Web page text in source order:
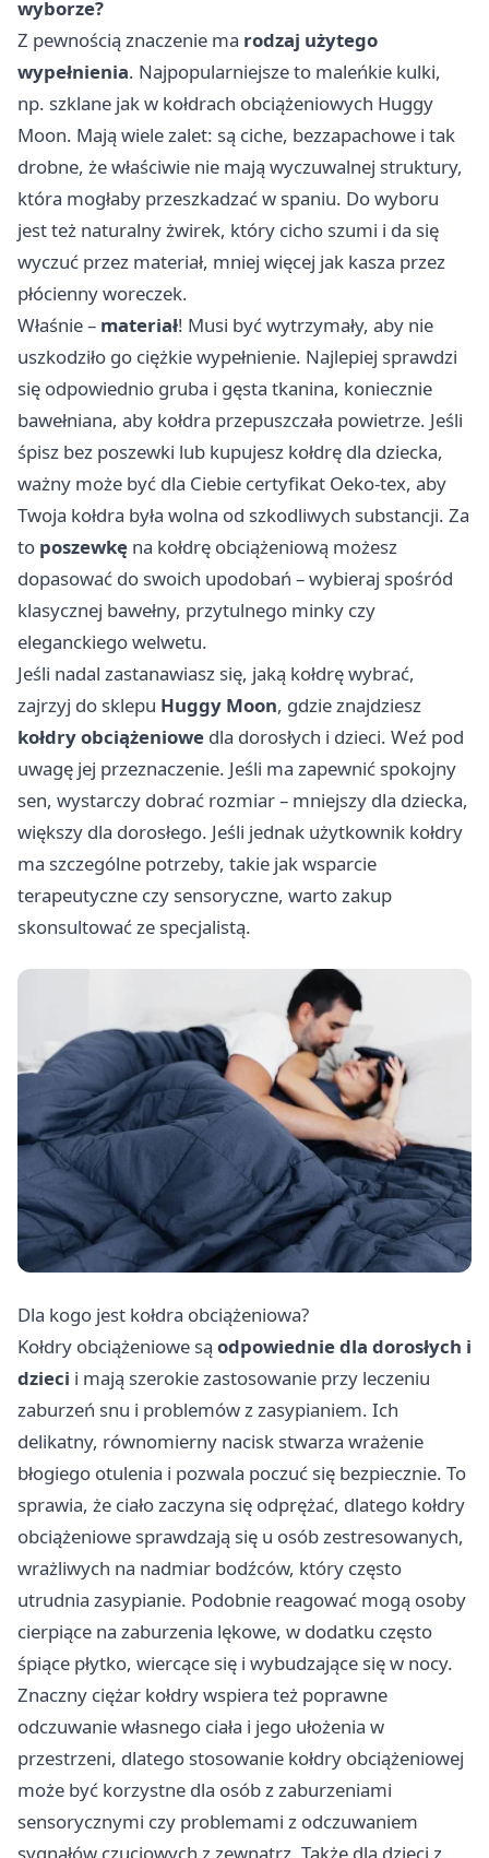
wyborze?
Z pewnością znaczenie ma rodzaj użytego
wypełnienia. Najpopularniejsze to maleńkie kulki,
np. szklane jak w kołdrach obciążeniowych Huggy
Moon. Mają wiele zalet: są ciche, bezzapachowe i tak
drobne, że właściwie nie mają wyczuwalnej struktury,
która mogłaby przeszkadzać w spaniu. Do wyboru
jest też naturalny żwirek, który cicho szumi i da się
wyczuć przez materiał, mniej więcej jak kasza przez
płócienny woreczek.
Właśnie – materiał! Musi być wytrzymały, aby nie
uszkodziło go ciężkie wypełnienie. Najlepiej sprawdzi
się odpowiednio gruba i gęsta tkanina, koniecznie
bawełniana, aby kołdra przepuszczała powietrze. Jeśli
śpisz bez poszewki lub kupujesz kołdrę dla dziecka,
ważny może być dla Ciebie certyfikat Oeko-tex, aby
Twoja kołdra była wolna od szkodliwych substancji. Za
to poszewkę na kołdrę obciążeniową możesz
dopasować do swoich upodobań – wybieraj spośród
klasycznej bawełny, przytulnego minky czy
eleganckiego welwetu.
Jeśli nadal zastanawiasz się, jaką kołdrę wybrać,
zajrzyj do sklepu Huggy Moon, gdzie znajdziesz
kołdry obciążeniowe dla dorosłych i dzieci. Weź pod
uwagę jej przeznaczenie. Jeśli ma zapewnić spokojny
sen, wystarczy dobrać rozmiar – mniejszy dla dziecka,
większy dla dorosłego. Jeśli jednak użytkownik kołdry
ma szczególne potrzeby, takie jak wsparcie
terapeutyczne czy sensoryczne, warto zakup
skonsultować ze specjalistą.
Dla kogo jest kołdra obciążeniowa?
Kołdry obciążeniowe są odpowiednie dla dorosłych i
dzieci i mają szerokie zastosowanie przy leczeniu
zaburzeń snu i problemów z zasypianiem. Ich
delikatny, równomierny nacisk stwarza wrażenie
błogiego otulenia i pozwala poczuć się bezpiecznie. To
sprawia, że ciało zaczyna się odprężać, dlatego kołdry
obciążeniowe sprawdzają się u osób zestresowanych,
wrażliwych na nadmiar bodźców, który często
utrudnia zasypianie. Podobnie reagować mogą osoby
cierpiące na zaburzenia lękowe, w dodatku często
śpiące płytko, wiercące się i wybudzające się w nocy.
Znaczny ciężar kołdry wspiera też poprawne
odczuwanie własnego ciała i jego ułożenia w
przestrzeni, dlatego stosowanie kołdry obciążeniowej
może być korzystne dla osób z zaburzeniami
sensorycznymi czy problemami z odczuwaniem
sygnałów czuciowych z zewnątrz. Także dla dzieci z